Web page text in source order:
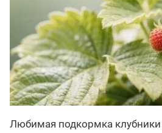
Любимая подкормка клубники